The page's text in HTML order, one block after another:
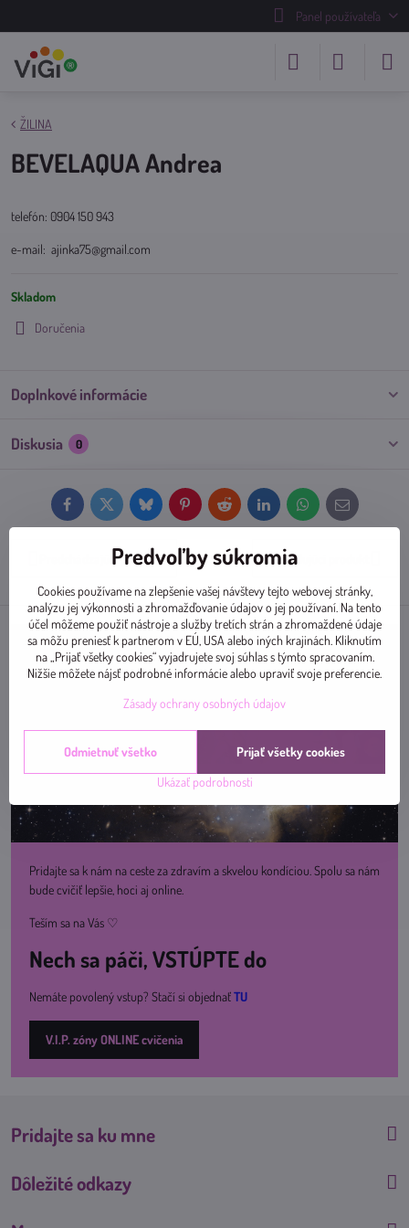
Panel používateľa
ŽILINA
BEVELAQUA Andrea
telefón: 0904 150 943
e-mail: ajinka75@gmail.com
Skladom
Doručenia
Doplnkové informácie
Diskusia 0
FacebookTwitter BlueskyPinterestReddit LinkedInWhatsApp
E-
mail
Predchádzajúci produkt Nasledujúci produkt
Pridajte sa k nám na ceste za zdravím a skvelou kondíciou. Spolu sa nám
bude cvičiť lepšie, hoci aj online.
Teším sa na Vás ♡
Nech sa páči, VSTÚPTE do
Nemáte povolený vstup? Stačí si objednaťTU
V.I.P. zóny ONLINE cvičenia
Pridajte sa ku mne
Dôležité odkazy
Predvoľby súkromia
Cookies používame na zlepšenie vašej návštevy tejto webovej stránky,
analýzu jej výkonnosti a zhromažďovanie údajov o jej používaní. Na tento
účel môžeme použiť nástroje a služby tretích strán a zhromaždené údaje
sa môžu preniesť k partnerom v EÚ, USA alebo iných krajinách. Kliknutím
na „Prijať všetky cookies“ vyjadrujete svoj súhlas s týmto spracovaním.
Nižšie môžete nájsť podrobné informácie alebo upraviť svoje preferencie.
Zásady ochrany osobných údajov
Ukázať podrobnosti
Prijať všetky cookies
Odmietnuť všetko